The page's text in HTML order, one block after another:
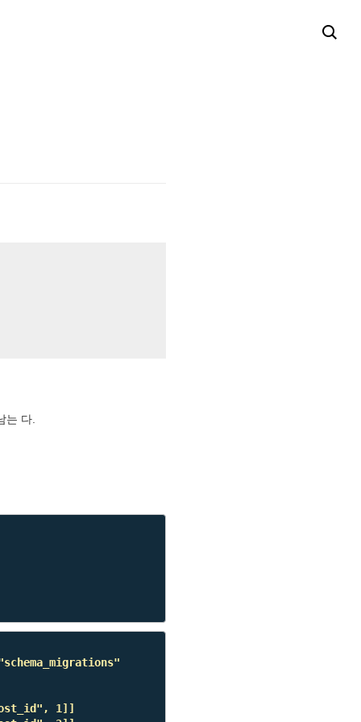
는 다.
, 1]]